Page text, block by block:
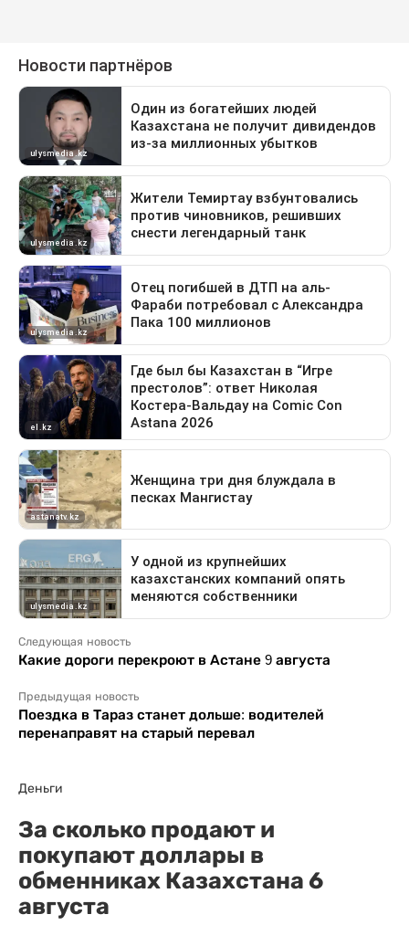
Следующая новость
Какие дороги перекроют в Астане 9 августа
Предыдущая новость
Поездка в Тараз станет дольше: водителей
перенаправят на старый перевал
Деньги
За сколько продают и
покупают доллары в
обменниках Казахстана 6
августа